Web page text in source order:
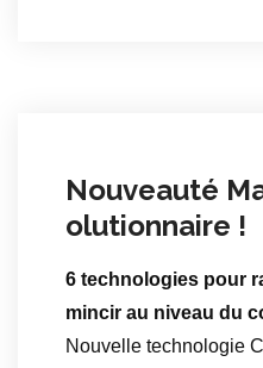
Nouveauté
olutionnaire !
6 technologies pour
mincir au niveau du
Nouvelle technologie